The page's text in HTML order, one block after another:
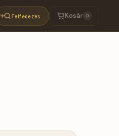
Felfedezés Kosár 0